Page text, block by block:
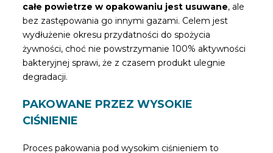
całe powietrze w opakowaniu jest usuwane, ale
bez zastępowania go innymi gazami. Celem jest
wydłużenie okresu przydatności do spożycia
żywności, choć nie powstrzymanie 100% aktywności
bakteryjnej sprawi, że z czasem produkt ulegnie
degradacji.
PAKOWANE PRZEZ WYSOKIE
CIŚNIENIE
Proces pakowania pod wysokim ciśnieniem to